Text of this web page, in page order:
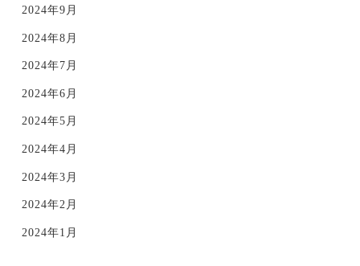
2024年9月
2024年8月
2024年7月
2024年6月
2024年5月
2024年4月
2024年3月
2024年2月
2024年1月